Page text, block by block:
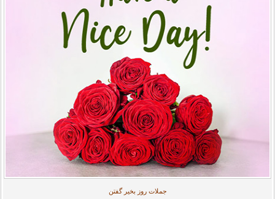
جملات روز بخیر گفتن